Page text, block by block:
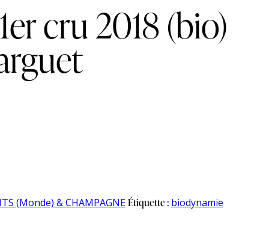
cru 2018 (bio)
(Monde) & CHAMPAGNE Étiquette : biodynamie